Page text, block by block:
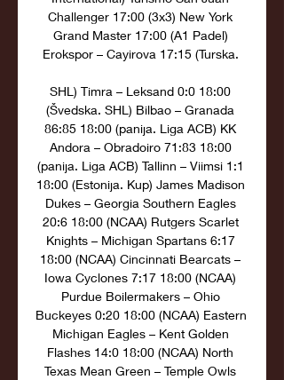
Challenger 17:00 (3x3) New York
Grand Master 17:00 (A1 Padel)
Erokspor – Cayirova 17:15 (Turska.
SHL) Timra – Leksand 0:0 18:00
(Švedska. SHL) Bilbao – Granada
86:85 18:00 (panija. Liga ACB) KK
Andora – Obradoiro 71:83 18:00
(panija. Liga ACB) Tallinn – Viimsi 1:1
18:00 (Estonija. Kup) James Madison
Dukes – Georgia Southern Eagles
20:6 18:00 (NCAA) Rutgers Scarlet
Knights – Michigan Spartans 6:17
18:00 (NCAA) Cincinnati Bearcats –
Iowa Cyclones 7:17 18:00 (NCAA)
Purdue Boilermakers – Ohio
Buckeyes 0:20 18:00 (NCAA) Eastern
Michigan Eagles – Kent Golden
Flashes 14:0 18:00 (NCAA) North
Texas Mean Green – Temple Owls